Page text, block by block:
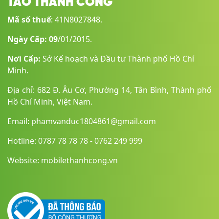
số quá lớn và tạo sự nặng nề khi cần di chuyển, mình vẫn có
thể bỏ gọn vào một chiếc túi chống sốc đem theo đi làm một
cách tiện lợi. Nhờ có thời lượng pin lâu dài mà mình cũng
không cần mang theo bộ sạc, giảm được một phần sức nặng
và đồng thời cũng giành được nhiều không gian hơn cho các
thiết bị khác.
Diện mạo mặt trước cũng có sự đổi mới với
mỏng
ở các cạnh và sự xuất hiện của
như các mẫu iPhone chứa hệ thống cảm biến và máy ảnh.
TÁO THÀNH CÔNG
Mã số thuế: 41N8027848.
Ngày Cấp: 09/01/2015.
Nơi Cấp: Sở Kế hoạch và Đầu tư Thành phố Hồ Chí
Minh.
Địa chỉ: 682 Đ. Âu Cơ, Phường 14, Tân Bình, Thành phố
Hồ Chí Minh, Việt Nam.
Email: phamvanduc1804861@gmail.com
Hotline: 0787 78 78 78 - 0762 249 999
Website: mobilethanhcong.vn